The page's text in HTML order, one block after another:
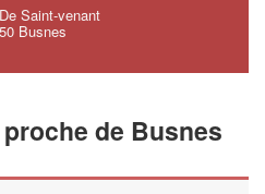
Saint-venant
Busnes
de Busnes